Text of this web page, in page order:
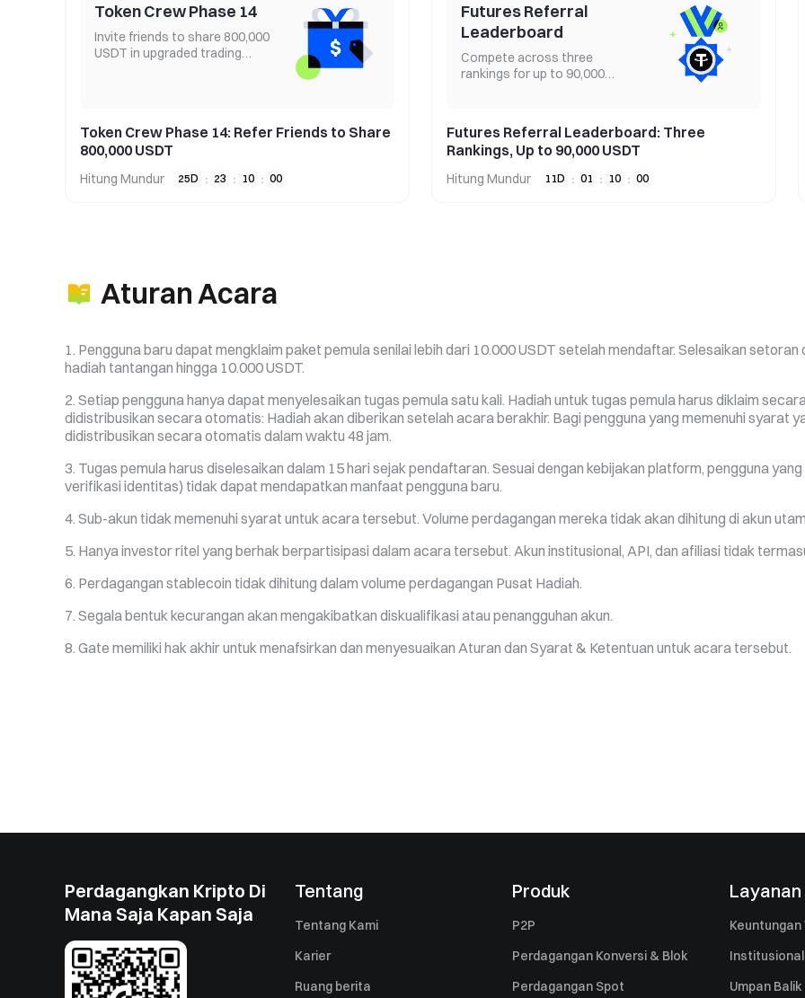
Token Crew Phase 14
Invite friends to share 800,000
USDT in upgraded trading
Token Crew Phase 14: Refer Friends to Share
800,000 USDT
Hitung Mundur 25D : 23 : 10 : 00
Futures Referral
Leaderboard
Compete across three
rankings for up to 90,000
Futures Referral Leaderboard: Three
Rankings, Up to 90,000 USDT
Hitung Mundur 11D : 01 : 10 : 00
Aturan Acara
Pengguna baru dapat mengklaim paket pemula senilai lebih dari 10.000 USDT setelah mendaftar. Selesaikan
hadiah tantangan hingga 10.000 USDT.
Setiap pengguna hanya dapat menyelesaikan tugas pemula satu kali. Hadiah untuk tugas pemula harus diklaim
didistribusikan secara otomatis: Hadiah akan diberikan setelah acara berakhir. Bagi pengguna yang memenuhi syarat
didistribusikan secara otomatis dalam waktu 48 jam.
Tugas pemula harus diselesaikan dalam 15 hari sejak pendaftaran. Sesuai dengan kebijakan platform, pengguna
verifikasi identitas) tidak dapat mendapatkan manfaat pengguna baru.
Sub-akun tidak memenuhi syarat untuk acara tersebut. Volume perdagangan mereka tidak akan dihitung di akun
Hanya investor ritel yang berhak berpartisipasi dalam acara tersebut. Akun institusional, API, dan afiliasi tidak
Perdagangan stablecoin tidak dihitung dalam volume perdagangan Pusat Hadiah.
Segala bentuk kecurangan akan mengakibatkan diskualifikasi atau penangguhan akun.
Gate memiliki hak akhir untuk menafsirkan dan menyesuaikan Aturan dan Syarat & Ketentuan untuk acara tersebut.
Perdagangkan Kripto Di
Mana Saja Kapan Saja
Tentang
Tentang Kami
Karier
Ruang berita
Produk
P2P
Perdagangan Konversi & Blok
Perdagangan Spot
Layanan
Keuntungan
Institusional
Umpan